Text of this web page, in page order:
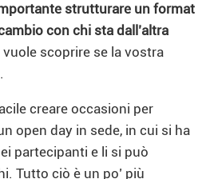
strutturare un format
con chi sta dall’altra
scoprire se la vostra
creare occasioni per
open day in sede, in cui si ha
partecipanti e li si può
Tutto ciò è un po’ più